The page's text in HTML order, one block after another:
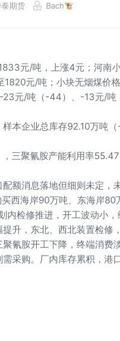
期货 Bach🐮
元/吨，上涨4元；河南
元/吨；小块无烟煤价
元/吨（-44）、-13元/吨
本企业总库存92.10万吨
三聚氰胺产能利用率
额消息落地但细则未定，
西海岸90万吨、东海岸
内检修推进，开工波动小
升，东北、西北装置检修
氰胺开工下降，终端消费
采购。厂内库存累积，港